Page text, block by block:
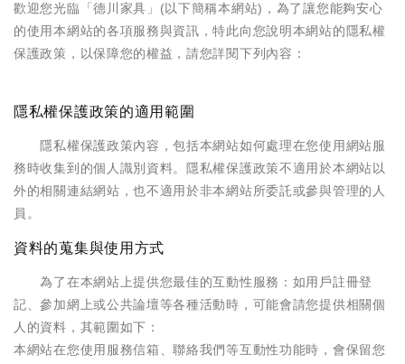
歡迎您光臨「德川家具」(以下簡稱本網站)，為了讓您能夠安心
的使用本網站的各項服務與資訊，特此向您說明本網站的隱私權
保護政策，以保障您的權益，請您詳閱下列內容：
隱私權保護政策的適用範圍
隱私權保護政策內容，包括本網站如何處理在您使用網站服
務時收集到的個人識別資料。隱私權保護政策不適用於本網站以
外的相關連結網站，也不適用於非本網站所委託或參與管理的人
員。
資料的蒐集與使用方式
為了在本網站上提供您最佳的互動性服務：如用戶註冊登
記、參加網上或公共論壇等各種活動時，可能會請您提供相關個
人的資料，其範圍如下：
本網站在您使用服務信箱、聯絡我們等互動性功能時，會保留您